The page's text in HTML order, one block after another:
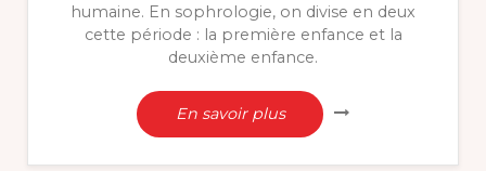
humaine. En sophrologie, on divise en deux
cette période : la première enfance et la
deuxième enfance.
En savoir plus